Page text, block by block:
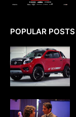
POPULAR POSTS